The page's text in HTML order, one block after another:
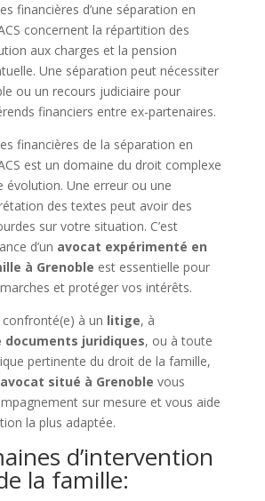
financières d’une séparation en
concernent la répartition des
aux charges et la pension
Une séparation peut nécessiter
ou un recours judiciaire pour
financiers entre ex-partenaires.
financières de la séparation en
est un domaine du droit complexe
évolution. Une erreur ou une
des textes peut avoir des
sur votre situation. C’est
d’un avocat expérimenté en
à Grenoble est essentielle pour
et protéger vos intérêts.
à un litige, à
documents juridiques, ou à toute
pertinente du droit de la famille,
situé à Grenoble vous
sur mesure et vous aide
la plus adaptée.
d’intervention
la famille: